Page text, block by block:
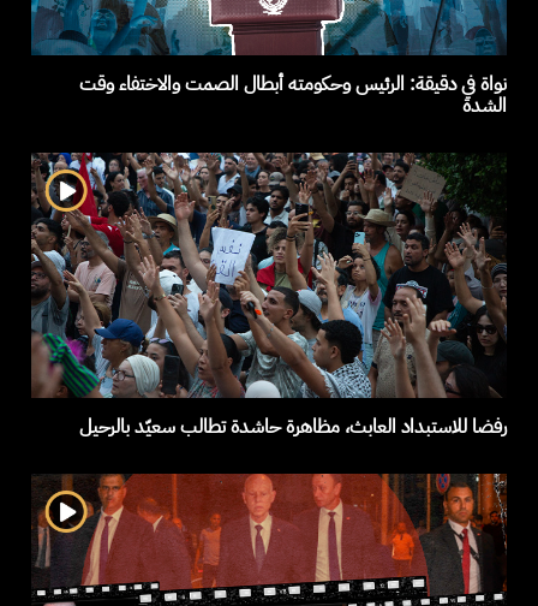
نواة في دقيقة: الرئيس وحكومته أبطال الصمت والاختفاء وقت
الشدة
رفضا للاستبداد العابث، مظاهرة حاشدة تطالب سعيّد بالرحيل